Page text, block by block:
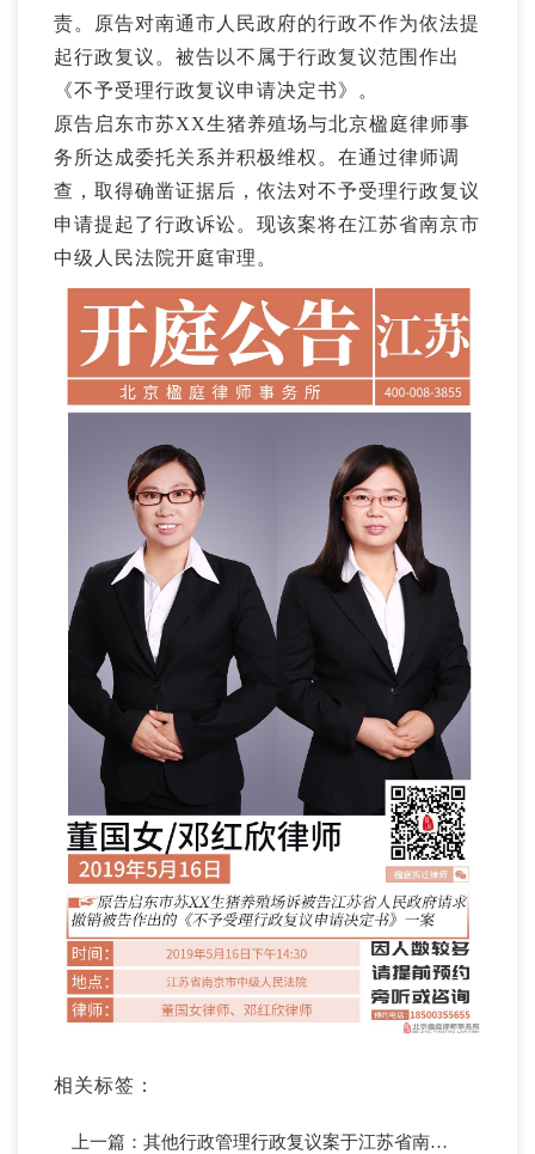
责。原告对南通市人民政府的行政不作为依法提
起行政复议。被告以不属于行政复议范围作出
《不予受理行政复议申请决定书》。
原告启东市苏XX生猪养殖场与北京楹庭律师事
务所达成委托关系并积极维权。在通过律师调
查，取得确凿证据后，依法对不予受理行政复议
申请提起了行政诉讼。现该案将在江苏省南京市
中级人民法院开庭审理。
相关标签：
上一篇： 其他行政管理行政复议案于江苏省南京市中级人民法院开庭（二）